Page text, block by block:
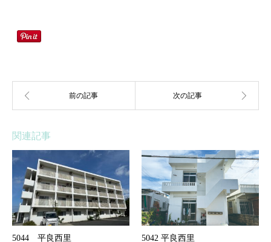
関連記事
5044 平良西里 5042 平良西里